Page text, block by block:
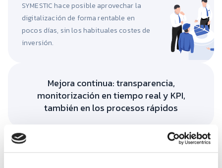
SYMESTIC hace posible aprovechar la
digitalización de forma rentable en
pocos días, sin los habituales costes de
inversión.
Mejora continua: transparencia,
monitorización en tiempo real y KPI,
también en los procesos rápidos